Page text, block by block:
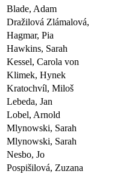
Blade, Adam
Dražilová Zlámalová,
Hagmar, Pia
Hawkins, Sarah
Kessel, Carola von
Klimek, Hynek
Kratochvíl, Miloš
Lebeda, Jan
Lobel, Arnold
Mlynowski, Sarah
Mlynowski, Sarah
Nesbo, Jo
Pospišilová, Zuzana